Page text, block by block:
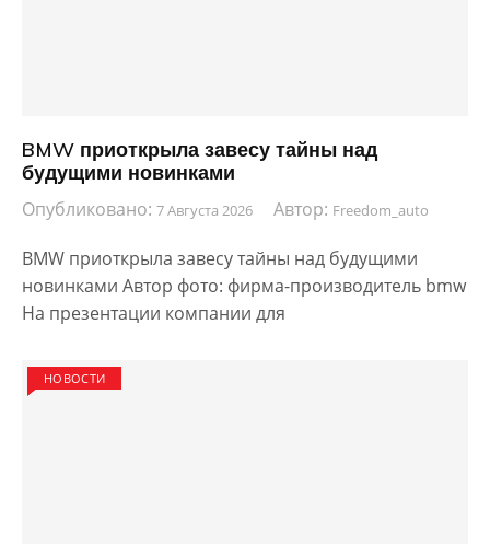
BMW приоткрыла завесу тайны над
будущими новинками
Опубликовано: 7 Августа 2026 Автор: Freedom_auto
BMW приоткрыла завесу тайны над будущими
новинками Автор фото: фирма-производитель bmw
На презентации компании для
НОВОСТИ